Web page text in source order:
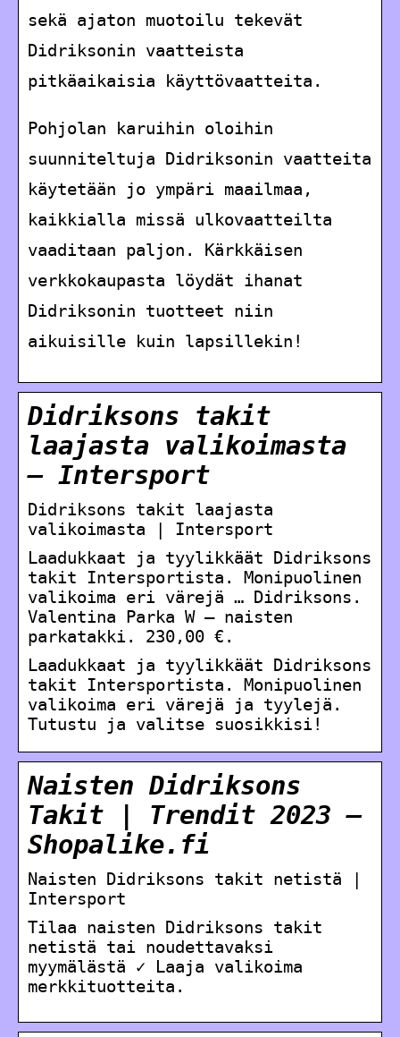
sekä ajaton muotoilu tekevät
Didriksonin vaatteista
pitkäaikaisia käyttövaatteita.
Pohjolan karuihin oloihin
suunniteltuja Didriksonin vaatteita
käytetään jo ympäri maailmaa,
kaikkialla missä ulkovaatteilta
vaaditaan paljon. Kärkkäisen
verkkokaupasta löydät ihanat
Didriksonin tuotteet niin
aikuisille kuin lapsillekin!
Didriksons takit
laajasta valikoimasta
– Intersport
Didriksons takit laajasta
valikoimasta | Intersport
Laadukkaat ja tyylikkäät Didriksons
takit Intersportista. Monipuolinen
valikoima eri värejä … Didriksons.
Valentina Parka W – naisten
parkatakki. 230,00 €.
Laadukkaat ja tyylikkäät Didriksons
takit Intersportista. Monipuolinen
valikoima eri värejä ja tyylejä.
Tutustu ja valitse suosikkisi!
Naisten Didriksons
Takit | Trendit 2023 –
Shopalike.fi
Naisten Didriksons takit netistä |
Intersport
Tilaa naisten Didriksons takit
netistä tai noudettavaksi
myymälästä ✓ Laaja valikoima
merkkituotteita.